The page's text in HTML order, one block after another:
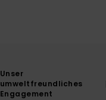
Unser
umweltfreundliches
Engagement